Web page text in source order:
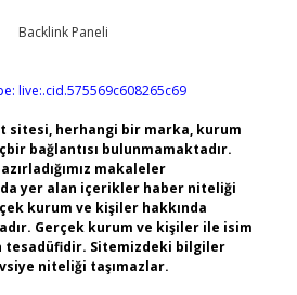
live:.cid.575569c608265c69
sitesi, herhangi bir marka, kurum
bağlantısı bulunmamaktadır.
makaleler
yer alan içerikler haber niteliği
kurum ve kişiler hakkında
Gerçek kurum ve kişiler ile isim
Sitemizdeki bilgiler
niteliği taşımazlar.